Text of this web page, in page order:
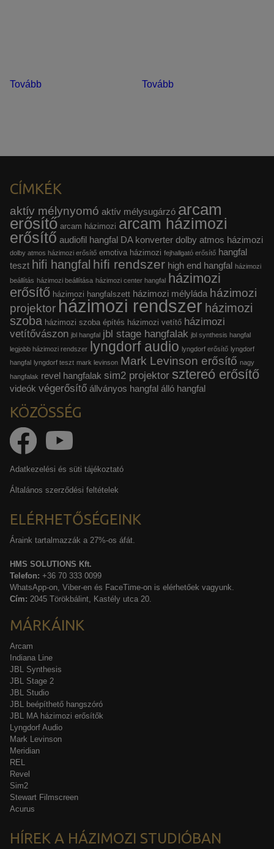
Tovább Tovább
CÍMKÉK
aktív mélynyomó aktív mélysugárzó arcam
erősítő arcam házimozi arcam házimozi
erősítő audiofil hangfal DA konverter dolby atmos házimozi
dolby atmos házimozi erősítő emotiva házimozi fejhallgató erősítő hangfal
teszt hifi hangfal hifi rendszer high end hangfal házimozi
beállítás házimozi beállítása házimozi center hangfal
házimozi
erősítő házimozi hangfalszett házimozi mélyláda házimozi
projektor házimozi rendszer házimozi
szoba házimozi szoba építés házimozi vetítő házimozi
vetítővászon jbl hangfal jbl stage hangfalak jbl synthesis hangfal
legjobb házimozi rendszer
lyngdorf audio lyngdorf erősítő lyngdorf
hangfal
lyngdorf teszt mark levinson Mark Levinson erősítő nagy
hangfalak revel hangfalak sim2 projektor sztereó erősítő
videók végerősítő állványos hangfal álló hangfal
KÖZÖSSÉG
Adatkezelési és süti tájékoztató
Általános szerződési feltételek
ELÉRHETŐSÉGEINK
Áraink tartalmazzák a 27%-os áfát.
HMS SOLUTIONS Kft.
Telefon: +36 70 333 0099
WhatsApp-on, Viber-en és FaceTime-on is elérhetőek vagyunk.
Cím: 2045 Törökbálint, Kastély utca 20.
MÁRKÁINK
Arcam
Indiana Line
JBL Synthesis
JBL Stage 2
JBL Studio
JBL beépíthető hangszóró
JBL MA házimozi erősítők
Lyngdorf Audio
Mark Levinson
Meridian
REL
Revel
Sim2
Stewart Filmscreen
Acurus
HÍREK A HÁZIMOZI STUDIÓBAN